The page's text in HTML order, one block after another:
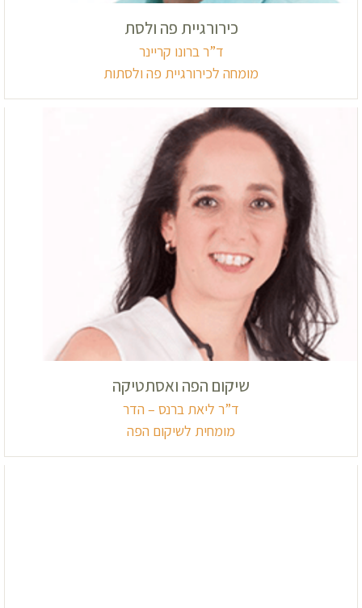
כירורגיית פה ולסת
ד”ר ברונו קריינר
מומחה לכירורגיית פה ולסתות
שיקום הפה ואסתטיקה
ד”ר ליאת ברנס – הדר
מומחית לשיקום הפה